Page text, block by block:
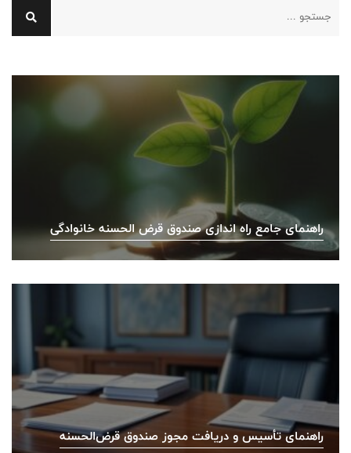
راهنمای جامع راه اندازی صندوق قرض الحسنه خانوادگی
راهنمای تأسیس و دریافت مجوز صندوق قرض‌الحسنه